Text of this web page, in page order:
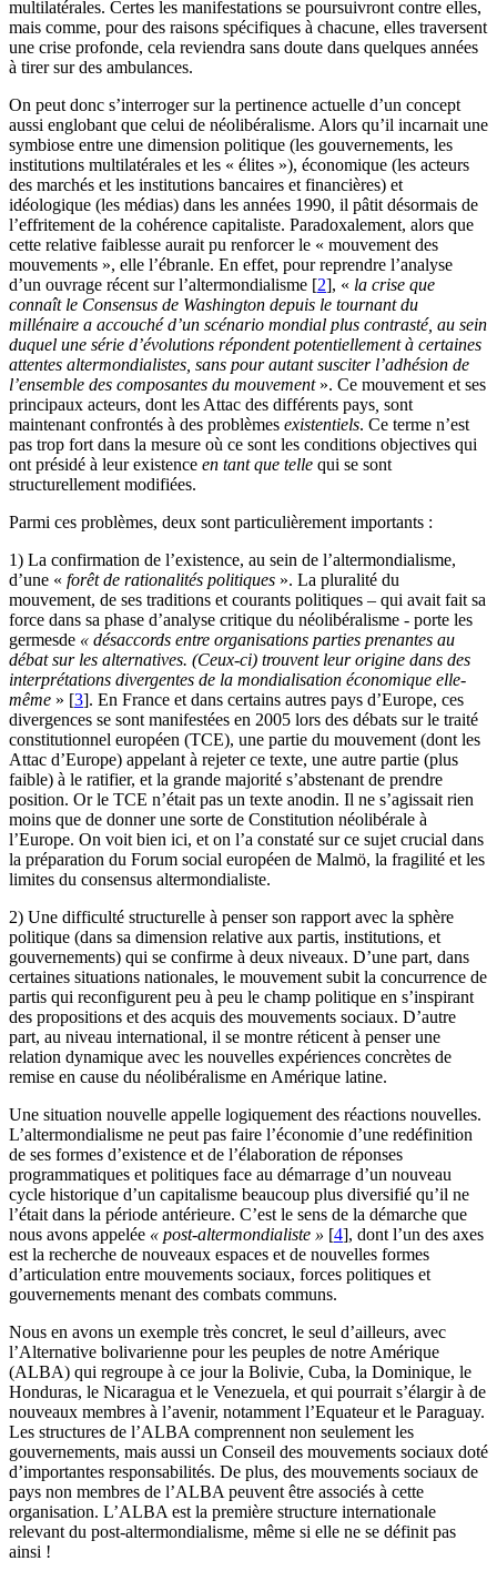
multilatérales. Certes les manifestations se poursuivront contre elles,
mais comme, pour des raisons spécifiques à chacune, elles traversent
une crise profonde, cela reviendra sans doute dans quelques années
à tirer sur des ambulances.
On peut donc s’interroger sur la pertinence actuelle d’un concept
aussi englobant que celui de néolibéralisme. Alors qu’il incarnait une
symbiose entre une dimension politique (les gouvernements, les
institutions multilatérales et les « élites »), économique (les acteurs
des marchés et les institutions bancaires et financières) et
idéologique (les médias) dans les années 1990, il pâtit désormais de
l’effritement de la cohérence capitaliste. Paradoxalement, alors que
cette relative faiblesse aurait pu renforcer le « mouvement des
mouvements », elle l’ébranle. En effet, pour reprendre l’analyse
d’un ouvrage récent sur l’altermondialisme [2], « la crise que
connaît le Consensus de Washington depuis le tournant du
millénaire a accouché d’un scénario mondial plus contrasté, au sein
duquel une série d’évolutions répondent potentiellement à certaines
attentes altermondialistes, sans pour autant susciter l’adhésion de
l’ensemble des composantes du mouvement». Ce mouvement et ses
principaux acteurs, dont les Attac des différents pays sont
maintenant confrontés à des problèmes existentiels. Ce terme n’est
pas trop fort dans la mesure où ce sont les conditions objectives qui
ont présidé à leur existence en tant que telle qui se sont
structurellement modifiées.
Parmi ces problèmes, deux sont particulièrement importants :
1) La confirmation de l’existence, au sein de l’altermondialisme,
d’une « forêt de rationalités politiques ». La pluralité du
mouvement, de ses traditions et courants politiques – qui avait fait sa
force dans sa phase d’analyse critique du néolibéralisme - porte les
germesde « désaccords entre organisations parties prenantes au
débat sur les alternatives. (Ceux-ci) trouvent leur origine dans des
interprétations divergentes de la mondialisation économique elle-
même » [3]. En France et dans certains autres pays d’Europe, ces
divergences se sont manifestées en 2005 lors des débats sur le traité
constitutionnel européen (TCE), une partie du mouvement (dont les
Attac d’Europe) appelant à rejeter ce texte, une autre partie (plus
faible) à le ratifier, et la grande majorité s’abstenant de prendre
position. Or le TCE n’était pas un texte anodin. Il ne s’agissait rien
moins que de donner une sorte de Constitution néolibérale à
l’Europe. On voit bien ici, et on l’a constaté sur ce sujet crucial dans
la préparation du Forum social européen de Malmö, la fragilité et les
limites du consensus altermondialiste.
2) Une difficulté structurelle à penser son rapport avec la sphère
politique (dans sa dimension relative aux partis, institutions, et
gouvernements) qui se confirme à deux niveaux. D’une part, dans
certaines situations nationales, le mouvement subit la concurrence de
partis qui reconfigurent peu à peu le champ politique en s’inspirant
des propositions et des acquis des mouvements sociaux. D’autre
part, au niveau international, il se montre réticent à penser une
relation dynamique avec les nouvelles expériences concrètes de
remise en cause du néolibéralisme en Amérique latine.
Une situation nouvelle appelle logiquement des réactions nouvelles.
L’altermondialisme ne peut pas faire l’économie d’une redéfinition
de ses formes d’existence et de l’élaboration de réponses
programmatiques et politiques face au démarrage d’un nouveau
cycle historique d’un capitalisme beaucoup plus diversifié qu’il ne
l’était dans la période antérieure. C’est le sens de la démarche que
nous avons appelée « post-altermondialiste » [4], dont l’un des axes
est la recherche de nouveaux espaces et de nouvelles formes
d’articulation entre mouvements sociaux, forces politiques et
gouvernements menant des combats communs.
Nous en avons un exemple très concret, le seul d’ailleurs, avec
l’Alternative bolivarienne pour les peuples de notre Amérique
(ALBA) qui regroupe à ce jour la Bolivie, Cuba, la Dominique, le
Honduras, le Nicaragua et le Venezuela, et qui pourrait s’élargir à de
nouveaux membres à l’avenir, notamment l’Equateur et le Paraguay.
Les structures de l’ALBA comprennent non seulement les
gouvernements, mais aussi un Conseil des mouvements sociaux doté
d’importantes responsabilités. De plus, des mouvements sociaux de
pays non membres de l’ALBA peuvent être associés à cette
organisation. L’ALBA est la première structure internationale
relevant du post-altermondialisme, même si elle ne se définit pas
ainsi !